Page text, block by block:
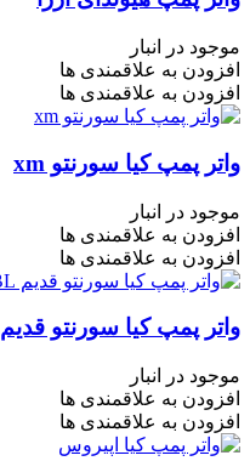
موجود در انبار
افزودن به علاقمندی ها
افزودن به علاقمندی ها
واتر پمپ کیا سورنتو xm
موجود در انبار
افزودن به علاقمندی ها
افزودن به علاقمندی ها
واتر پمپ کیا سورنتو قدیم BL
موجود در انبار
افزودن به علاقمندی ها
افزودن به علاقمندی ها